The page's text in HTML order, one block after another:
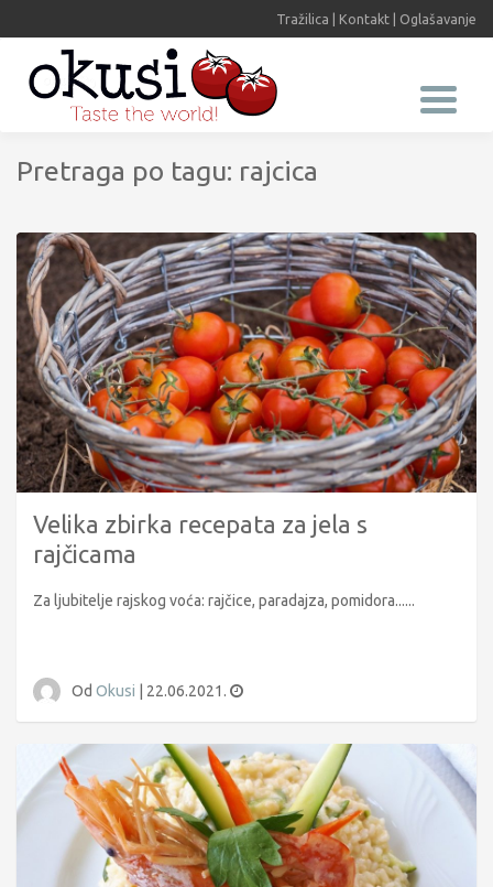
Tražilica Kontakt Oglašavanje
Pretraga po tagu: rajcica
Velika zbirka recepata za jela s
rajčicama
Za ljubitelje rajskog voća: rajčice, paradajza, pomidora......
Od Okusi | 22.06.2021.